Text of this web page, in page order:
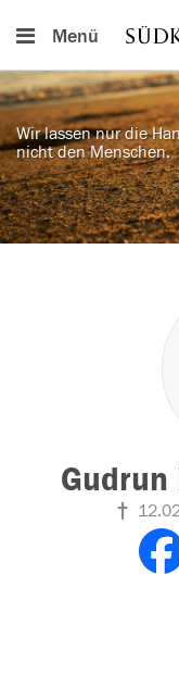
Menü
Wir lassen nur die
nicht den Menschen.
Gudrun